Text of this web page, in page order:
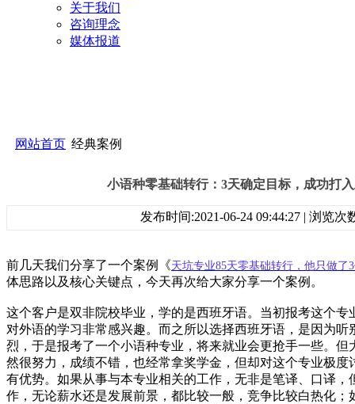
关于我们
咨询理念
媒体报道
网站首页 经典案例
小语种零基础转行：3天确定目标，成功打
发布时间:2021-06-24 09:44:27 | 浏览次
前几天我们分享了一个案例《天坑专业85天零基础转行，他只做了
体思路以及核心关键点，今天再次给大家分享一个案例。
这个客户是双非院校毕业，学的是西班牙语。当初报考这个专
对外语的学习非常感兴趣。而之所以选择西班牙语，是因为听
烈，于是报考了一个小语种专业，将来就业会更抢手一些。但
然很努力，成绩不错，也经常拿奖学金，但却对这个专业极度
有优势。如果从事与本专业相关的工作，无非是笔译、口译，
作，无论薪水还是发展前景，都比较一般，竞争比较白热化；